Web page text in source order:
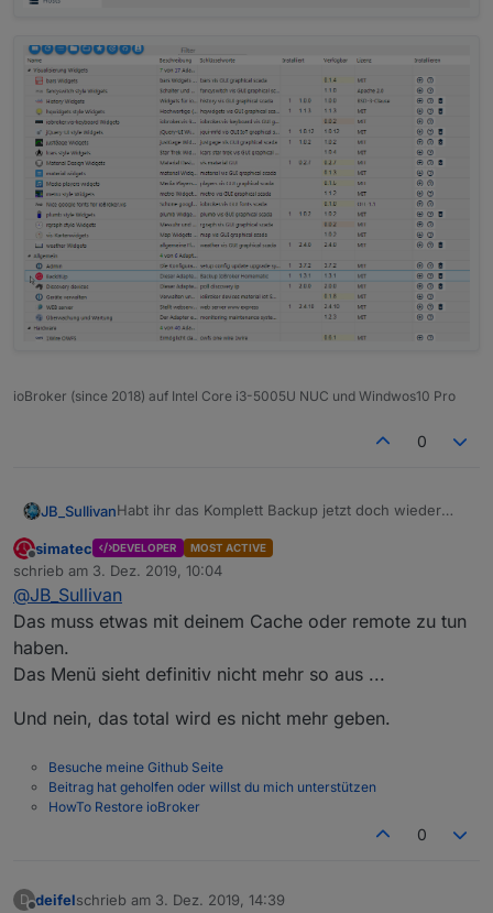
ioBroker (since 2018) auf Intel Core i3-5005U NUC und Windwos10 Pro
0
JB_SullivanHabt ihr das Komplett Backup jetzt doch wieder
Ich wundere mich gerade - habe 1.3.1 drauf und
bekomme im Instanz Menü wieder mit Komplett
Backup Option angezeigt.
..... oder liegt es evtl. daran das ich Remote via
iobroker.proauf meine Installation zugreife?
Offline
simatec DEVELOPER MOST ACTIVE
schrieb am 3. Dez. 2019, 10:04
zuletzt editiert von
@JB_Sullivan
Das muss etwas mit deinem Cache oder remote zu tun
haben.
Das Menü sieht definitiv nicht mehr so aus ...
Und nein, das total wird es nicht mehr geben.
Besuche meine Github Seite
Beitrag hat geholfen oder willst du mich unterstützen
HowTo Restore ioBroker
0
D deifelschrieb am 3. Dez. 2019, 14:39
zuletzt editiert von